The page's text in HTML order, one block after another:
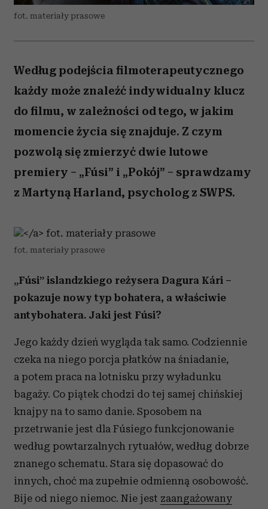
fot. materiały prasowe
Według podejścia filmoterapeutycznego
każdy może znaleźć indywidualny klucz
do filmu, w zależności od tego, w jakim
momencie życia się znajduje. Z czym
pozwolą się zmierzyć dwie lutowe
premiery – „Fúsi” i „Pokój” – sprawdzamy
z Martyną Harland, psycholog z SWPS.
fot. materiały prasowe
„Fúsi” islandzkiego reżysera Dagura Kári –
pokazuje nowy typ bohatera, a właściwie
antybohatera. Jaki jest Fúsi?
Jego każdy dzień wygląda tak samo. Codziennie
czeka na niego porcja płatków na śniadanie,
a potem praca na lotnisku przy wyładunku
bagaży. Co piątek chodzi do tej samej chińskiej
knajpy na to samo danie. Sposobem na
przetrwanie jest dla Fúsiego funkcjonowanie
według powtarzalnych rytuałów, według dobrze
znanego schematu. Stara się dopasować do
innych, choć ma zupełnie odmienną osobowość.
Bije od niego niemoc. Nie jest zaangażowany